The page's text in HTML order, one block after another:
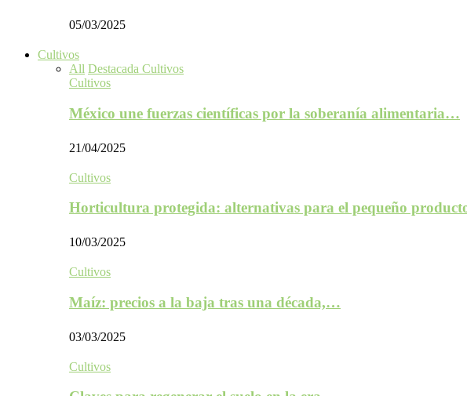
05/03/2025
Cultivos
All Destacada Cultivos
Cultivos
México une fuerzas científicas por la soberanía alimentaria…
21/04/2025
Cultivos
Horticultura protegida: alternativas para el pequeño
10/03/2025
Cultivos
Maíz: precios a la baja tras una década,…
03/03/2025
Cultivos